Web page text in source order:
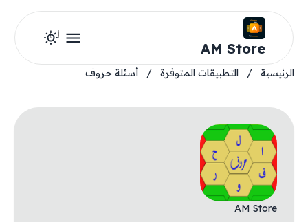
AM Store
الرئيسية / التطبيقات المتوفرة / أسئلة حروف
AM Store